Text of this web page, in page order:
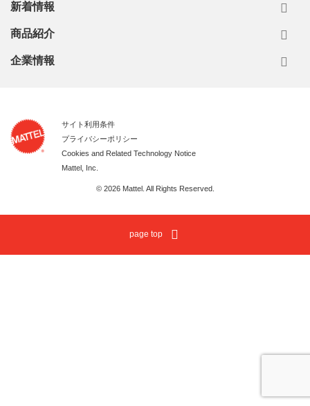
新着情報
商品紹介
企業情報
サイト利用条件
プライバシーポリシー
Cookies and Related Technology Notice
Mattel, Inc.
© 2026 Mattel. All Rights Reserved.
page top